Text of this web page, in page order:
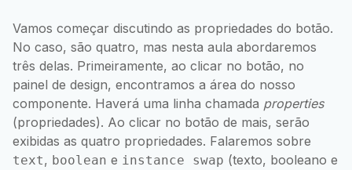
Vamos começar discutindo as propriedades do botão.
No caso, são quatro, mas nesta aula abordaremos
três delas. Primeiramente, ao clicar no botão, no
painel de design, encontramos a área do nosso
componente. Haverá uma linha chamada properties
(propriedades). Ao clicar no botão de mais, serão
exibidas as quatro propriedades. Falaremos sobre
text, boolean e instance swap (texto, booleano e